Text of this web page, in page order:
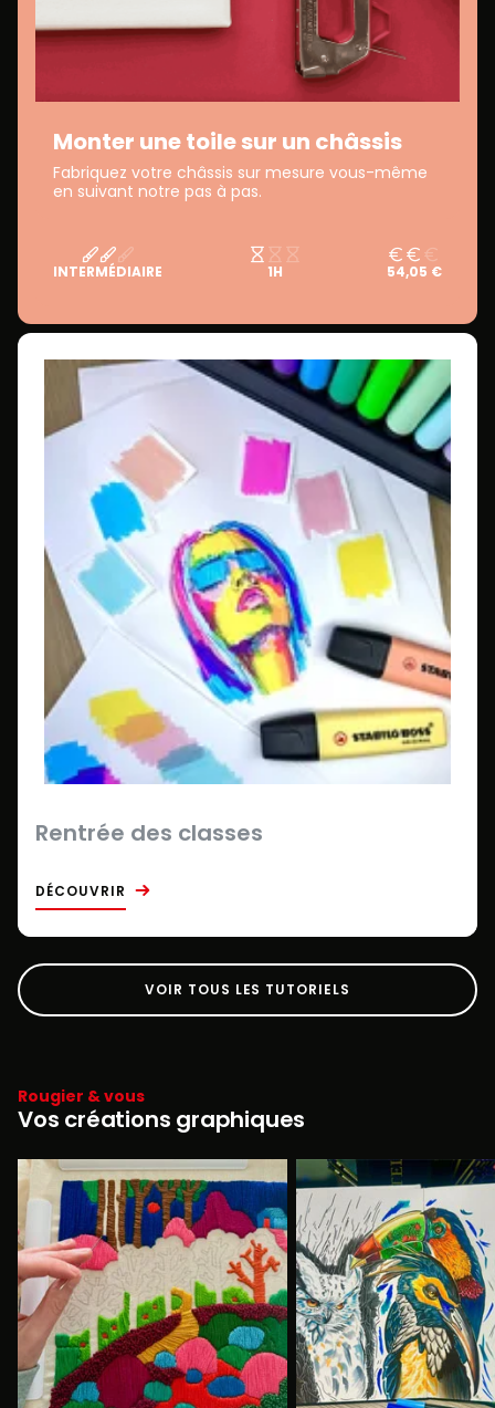
Monter une toile sur un châssis
Fabriquez votre châssis sur mesure vous-même
en suivant notre pas à pas.
INTERMÉDIAIRE 1H 54,05 €
Rentrée des classes
DÉCOUVRIR
VOIR TOUS LES TUTORIELS
Rougier & vous
Vos créations graphiques